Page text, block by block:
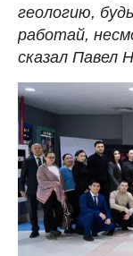
геологию,
работай,
сказал Павел